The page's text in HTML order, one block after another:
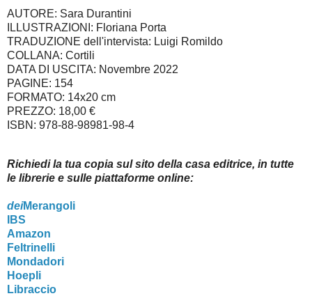
AUTORE: Sara Durantini
ILLUSTRAZIONI: Floriana Porta
TRADUZIONE dell'intervista: Luigi Romildo
COLLANA: Cortili
DATA DI USCITA: Novembre 2022
PAGINE: 154
FORMATO: 14x20 cm
PREZZO: 18,00 €
ISBN: 978-88-98981-98-4
Richiedi la tua copia sul sito della casa editrice, in tutte
le librerie e sulle piattaforme online:
deiMerangoli
IBS
Amazon
Feltrinelli
Mondadori
Hoepli
Libraccio